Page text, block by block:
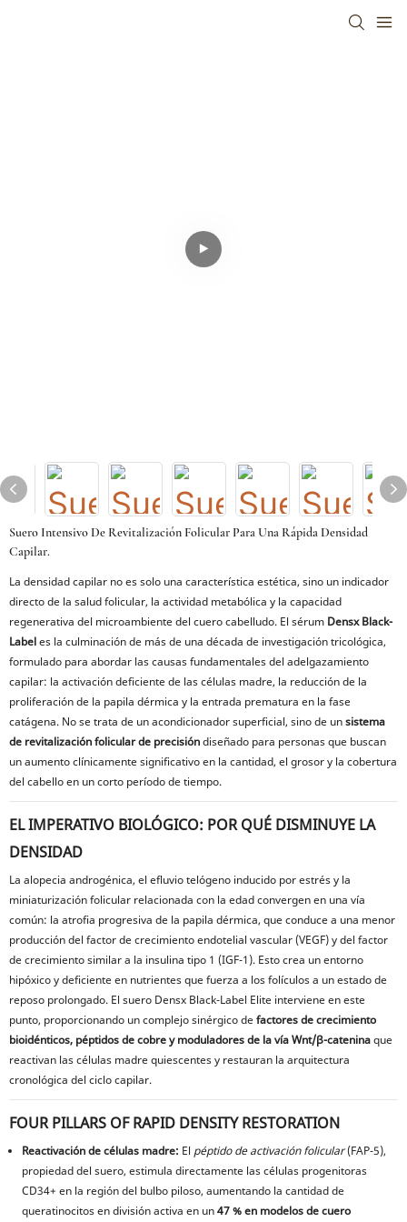
Suero Intensivo De Revitalización Folicular Para Una Rápida Densidad
Capilar.
La densidad capilar no es solo una característica estética, sino un indicador
directo de la salud folicular, la actividad metabólica y la capacidad
regenerativa del microambiente del cuero cabelludo. El sérum Densx Black-
Labeles la culminación de más de una década de investigación tricológica,
formulado para abordar las causas fundamentales del adelgazamiento
capilar: la activación deficiente de las células madre, la reducción de la
proliferación de la papila dérmica y la entrada prematura en la fase
catágena. No se trata de un acondicionador superficial, sino de unsistema
de revitalización folicular de precisióndiseñado para personas que buscan
un aumento clínicamente significativo en la cantidad, el grosor y la cobertura
del cabello en un corto período de tiempo.
EL IMPERATIVO BIOLÓGICO: POR QUÉ DISMINUYE LA
DENSIDAD
La alopecia androgénica, el efluvio telógeno inducido por estrés y la
miniaturización folicular relacionada con la edad convergen en una vía
común: la atrofia progresiva de la papila dérmica, que conduce a una menor
producción del factor de crecimiento endotelial vascular (VEGF) y del factor
de crecimiento similar a la insulina tipo 1 (IGF-1). Esto crea un entorno
hipóxico y deficiente en nutrientes que fuerza a los folículos a un estado de
reposo prolongado. El suero Densx Black-Label Elite interviene en este
punto, proporcionando un complejo sinérgico defactores de crecimiento
bioidénticos, péptidos de cobre y moduladores de la vía Wnt/β-cateninaque
reactivan las células madre quiescentes y restauran la arquitectura
cronológica del ciclo capilar.
FOUR PILLARS OF RAPID DENSITY RESTORATION
Reactivación de células madre: El péptido de activación folicular(FAP-5),
propiedad del suero, estimula directamente las células progenitoras
CD34+ en la región del bulbo piloso, aumentando la cantidad de
queratinocitos en división activa en un47 % en modelos de cuero